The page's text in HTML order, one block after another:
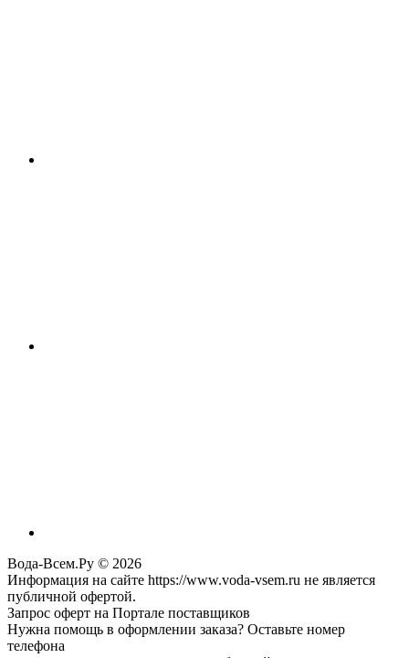
Вода-Всем.Ру © 2026
Информация на сайте https://www.voda-vsem.ru не является
публичной офертой.
Запрос оферт на Портале поставщиков
Нужна помощь в оформлении заказа? Оставьте номер
телефона